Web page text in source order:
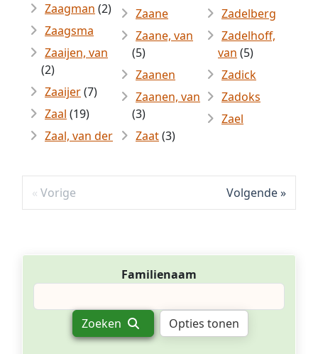
Zaagman (2)
Zaagsma
Zaaijen, van
(2)
Zaaijer(7)
Zaal (19)
Zaal, van der
Zaane
Zaane, van
(5)
Zaanen
Zaanen, van
(3)
Zaat(3)
Zadelberg
Zadelhoff,
van (5)
Zadick
Zadoks
Zael
Vorige Volgende
Familienaam
Zoeken Opties tonen